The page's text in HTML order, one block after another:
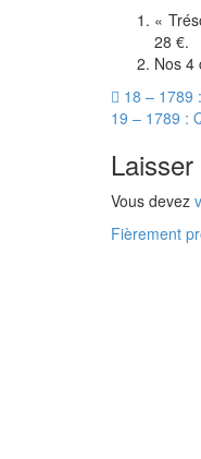
«
28 €.
Nos 4
des
18 – 1789
19 – 1789 :
Vous devez
Fièrement